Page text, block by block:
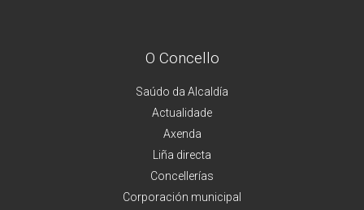
O Concello
Saúdo da Alcaldía
Actualidade
Axenda
Liña directa
Concellerías
Corporación municipal